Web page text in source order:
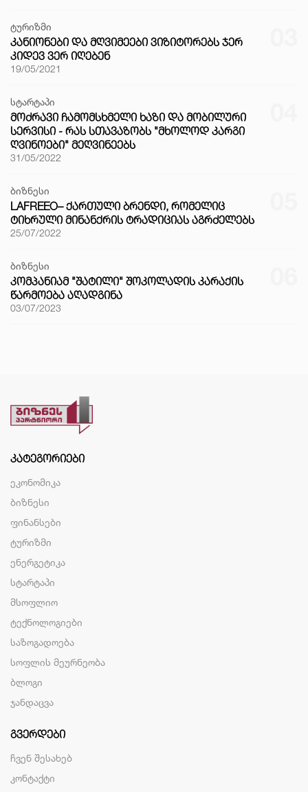
ტურიზმი
ᲙᲐᲜᲘᲝᲜᲔᲑᲘ ᲓᲐ ᲛᲦᲕᲘᲛᲔᲔᲑᲘ ᲕᲘᲖᲘᲢᲝᲠᲔᲑᲡ ᲯᲔᲠ
ᲙᲘᲓᲔᲕ ᲕᲔᲠ ᲘᲦᲔᲑᲔᲜ
19/05/2021
სტარტაპი
ᲛᲝᲫᲠᲐᲕᲘ ᲩᲐᲛᲝᲛᲡᲮᲛᲔᲚᲘ ᲮᲐᲖᲘ ᲓᲐ ᲛᲝᲑᲘᲚᲣᲠᲘ
ᲡᲔᲠᲕᲘᲡᲘ - ᲠᲐᲡ ᲡᲗᲐᲕᲐᲖᲝᲑᲡ "ᲛᲮᲝᲚᲝᲓ ᲙᲐᲠᲒᲘ
ᲦᲕᲘᲜᲝᲔᲑᲘ" ᲛᲔᲦᲕᲘᲜᲔᲔᲑᲡ
31/05/2022
ბიზნესი
LAFREEO– ᲥᲐᲠᲗᲣᲚᲘ ᲑᲠᲔᲜᲓᲘ, ᲠᲝᲛᲔᲚᲘᲪ
ᲢᲘᲮᲠᲣᲚᲘ ᲛᲘᲜᲐᲜᲥᲠᲘᲡ ᲢᲠᲐᲓᲘᲪᲘᲐᲡ ᲐᲒᲠᲫᲔᲚᲔᲑᲡ
25/07/2022
ბიზნესი
ᲙᲝᲛᲞᲐᲜᲘᲐᲛ "ᲨᲐᲢᲘᲚᲘ" ᲨᲝᲙᲝᲚᲐᲓᲘᲡ ᲙᲐᲠᲐᲥᲘᲡ
ᲬᲐᲠᲛᲝᲔᲑᲐ ᲐᲦᲐᲓᲒᲘᲜᲐ
03/07/2023
ᲙᲐᲢᲔᲒᲝᲠᲘᲔᲑᲘ
ეკონომიკა
ბიზნესი
ფინანსები
ტურიზმი
ენერგეტიკა
სტარტაპი
მსოფლიო
ტექნოლოგიები
საზოგადოება
სოფლის მეურნეობა
ბლოგი
ჯანდაცვა
ᲒᲕᲔᲠᲓᲔᲑᲘ
ჩვენ შესახებ
კონტაქტი